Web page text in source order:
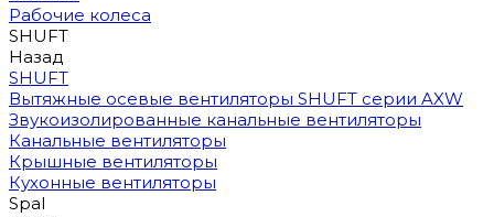
Рабочие колеса
SHUFT
Назад
SHUFT
Вытяжные осевые вентиляторы SHUFT серии AXW
Звукоизолированные канальные вентиляторы
Канальные вентиляторы
Крышные вентиляторы
Кухонные вентиляторы
Spal